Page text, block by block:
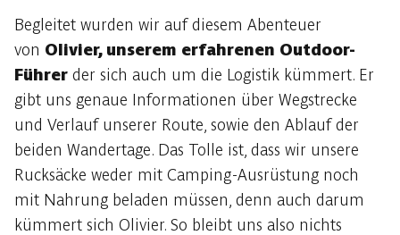
Begleitet wurden wir auf diesem Abenteuer
von Olivier, unserem erfahrenen Outdoor-
Führer der sich auch um die Logistik kümmert. Er
gibt uns genaue Informationen über Wegstrecke
und Verlauf unserer Route, sowie den Ablauf der
beiden Wandertage. Das Tolle ist, dass wir unsere
Rucksäcke weder mit Camping-Ausrüstung noch
mit Nahrung beladen müssen, denn auch darum
kümmert sich Olivier. So bleibt uns also nichts